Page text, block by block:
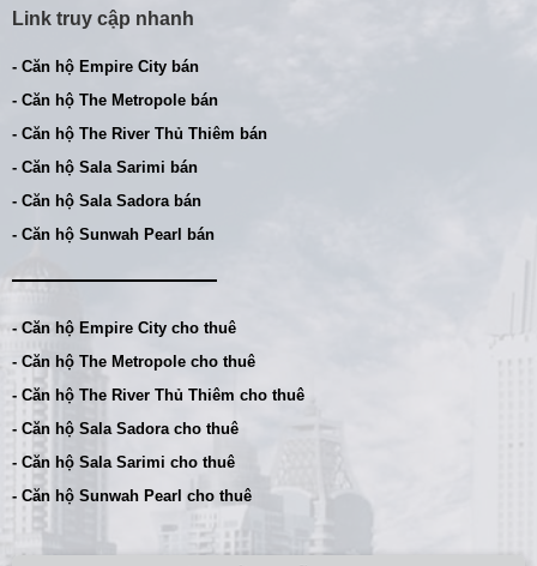
Link truy cập nhanh
- Căn hộ Empire City bán
- Căn hộ The Metropole bán
- Căn hộ The River Thủ Thiêm bán
- Căn hộ Sala Sarimi bán
- Căn hộ Sala Sadora bán
- Căn hộ Sunwah Pearl bán
- Căn hộ Empire City cho thuê
- Căn hộ The Metropole cho thuê
- Căn hộ The River Thủ Thiêm cho thuê
- Căn hộ Sala Sadora cho thuê
- Căn hộ Sala Sarimi cho thuê
- Căn hộ Sunwah Pearl cho thuê